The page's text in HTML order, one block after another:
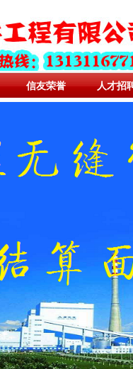
信友荣誉 人才招